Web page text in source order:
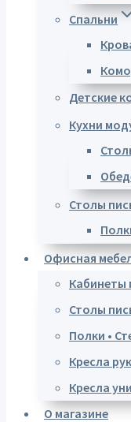
Спальни
Детские
Кухни
Столы
Офисная
Кабинеты
Столы
Полки •
Кресла
Кресла
О магазине